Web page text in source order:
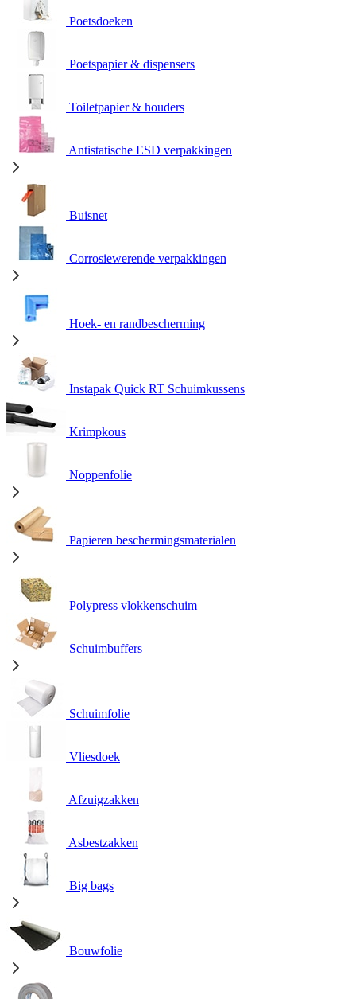
Poetsdoeken
Poetspapier & dispensers
Toiletpapier & houders
Antistatische ESD verpakkingen
Buisnet
Corrosiewerende verpakkingen
Hoek- en randbescherming
Instapak Quick RT Schuimkussens
Krimpkous
Noppenfolie
Papieren beschermingsmaterialen
Polypress vlokkenschuim
Schuimbuffers
Schuimfolie
Vliesdoek
Afzuigzakken
Asbestzakken
Big bags
Bouwfolie